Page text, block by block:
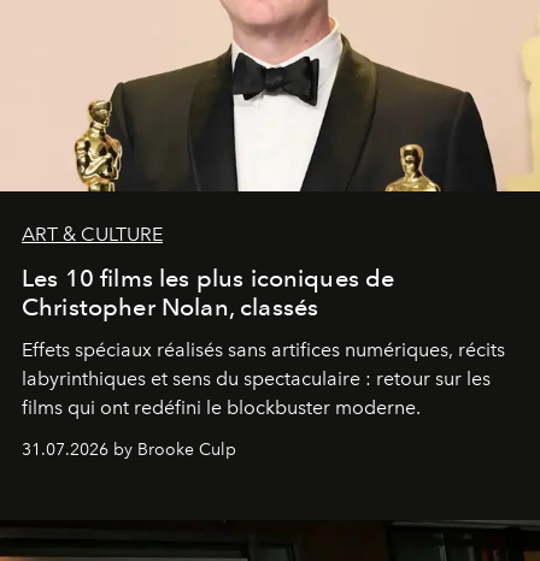
ART & CULTURE
Les 10 films les plus iconiques de
Christopher Nolan, classés
Effets spéciaux réalisés sans artifices numériques, récits
labyrinthiques et sens du spectaculaire : retour sur les
films qui ont redéfini le blockbuster moderne.
31.07.2026 by Brooke Culp